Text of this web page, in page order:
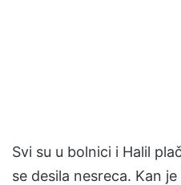
Svi su u bolnici i Halil
se desila nesreca. Kan